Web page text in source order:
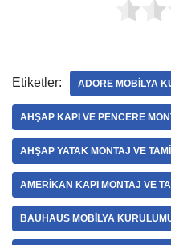
Etiketler: ADORE MOBILYA
AHŞAP KAPI VE PENCERE
AHŞAP YATAK MONTAJ VE
AMERIKAN KAPI MONTAJ VE
BAUHAUS MOBILYA